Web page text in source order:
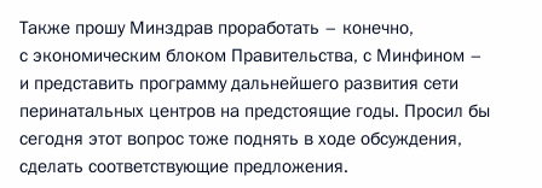
Также прошу Минздрав проработать – конечно,
с экономическим блоком Правительства, с Минфином –
и представить программу дальнейшего развития сети
перинатальных центров на предстоящие годы. Просил бы
сегодня этот вопрос тоже поднять в ходе обсуждения,
сделать соответствующие предложения.